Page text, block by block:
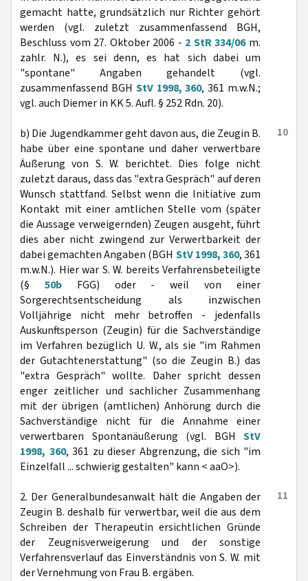
gemacht hatte, grundsätzlich nur Richter gehört
werden (vgl. zuletzt zusammenfassend BGH,
Beschluss vom 27. Oktober 2006 - 2 StR 334/06m.
zahlr. N.), es sei denn, es hat sich dabei um
"spontane" Angaben gehandelt (vgl.
zusammenfassend BGH StV 1998, 360, 361 m.w.N.;
vgl. auch Diemer in KK 5. Aufl. § 252 Rdn. 20).
10
b) Die Jugendkammer geht davon aus, die Zeugin B.
habe über eine spontane und daher verwertbare
Äußerung von S. W. berichtet. Dies folge nicht
zuletzt daraus, dass das "extra Gespräch" auf deren
Wunsch stattfand. Selbst wenn die Initiative zum
Kontakt mit einer amtlichen Stelle vom (später
die Aussage verweigernden) Zeugen ausgeht, führt
dies aber nicht zwingend zur Verwertbarkeit der
dabei gemachten Angaben (BGH StV 1998, 360, 361
m.w.N.). Hier war S. W. bereits Verfahrensbeteiligte
(§ 50bFGG) oder - weil von einer
Sorgerechtsentscheidung als inzwischen
Volljährige nicht mehr betroffen - jedenfalls
Auskunftsperson (Zeugin) für die Sachverständige
im Verfahren bezüglich U. W., als sie "im Rahmen
der Gutachtenerstattung" (so die Zeugin B.) das
"extra Gespräch" wollte. Daher spricht dessen
enger zeitlicher und sachlicher Zusammenhang
mit der übrigen (amtlichen) Anhörung durch die
Sachverständige nicht für die Annahme einer
verwertbaren Spontanäußerung (vgl. BGH StV
1998, 360, 361 zu dieser Abgrenzung, die sich "im
Einzelfall ... schwierig gestalten" kann < aaO>).
11
2. Der Generalbundesanwalt hält die Angaben der
Zeugin B. deshalb für verwertbar, weil die aus dem
Schreiben der Therapeutin ersichtlichen Gründe
der Zeugnisverweigerung und der sonstige
Verfahrensverlauf das Einverständnis von S. W. mit
der Vernehmung von Frau B. ergäben.